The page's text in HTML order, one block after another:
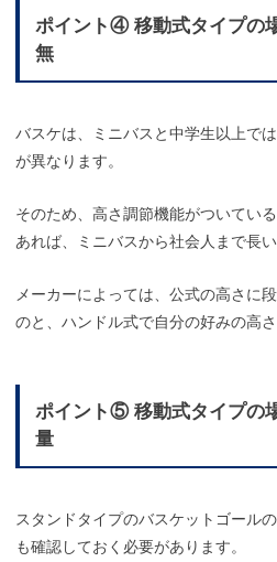
ポイント④ 移動式タイプの
無
バスケは、ミニバスと中学生以上で
が異なります。
そのため、高さ調節機能がついてい
あれば、ミニバスから社会人まで長
メーカーによっては、公式の高さに
のと、ハンドル式で自分の好みの高
ポイント⑤ 移動式タイプの
量
スタンドタイプのバスケットゴール
も確認しておく必要があります。